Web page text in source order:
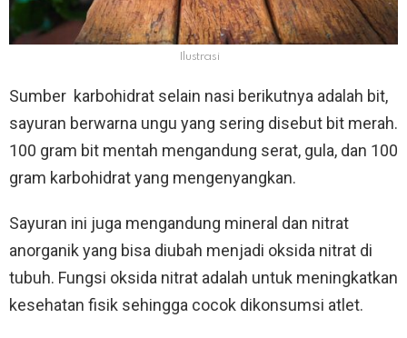
Ilustrasi
Sumber karbohidrat selain nasi berikutnya adalah bit,
sayuran berwarna ungu yang sering disebut bit merah.
100 gram bit mentah mengandung serat, gula, dan 100
gram karbohidrat yang mengenyangkan.
Sayuran ini juga mengandung mineral dan nitrat
anorganik yang bisa diubah menjadi oksida nitrat di
tubuh. Fungsi oksida nitrat adalah untuk meningkatkan
kesehatan fisik sehingga cocok dikonsumsi atlet.